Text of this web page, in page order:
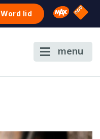
Word lid Omroep
NPO
menu